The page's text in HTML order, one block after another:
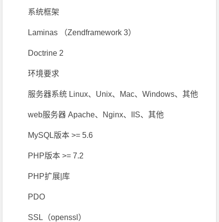
系统框架
Laminas （Zendframework 3）
Doctrine 2
环境要求
服务器系统 Linux、Unix、Mac、Windows、其他
web服务器 Apache、Nginx、IIS、其他
MySQL版本 >= 5.6
PHP版本 >= 7.2
PHP扩展|库
PDO
SSL（openssl）